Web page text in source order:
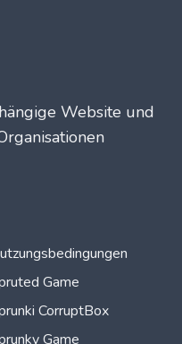
Website und
Game
CorruptBox
Game